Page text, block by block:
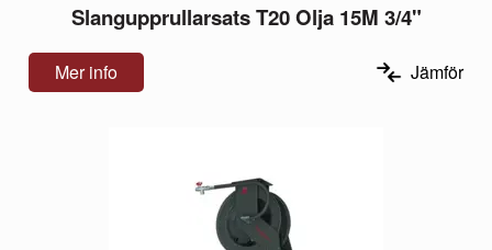
Slangupprullarsats T20 Olja 15M 3/4"
Mer info Jämför